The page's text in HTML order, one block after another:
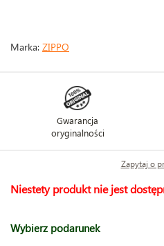
Marka: ZIPPO
Gwarancja
oryginalności
Zapytaj o
Niestety produkt nie jest
Wybierz podarunek